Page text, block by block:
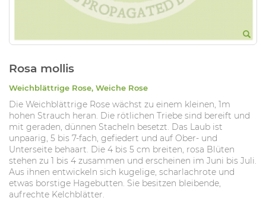
Rosa mollis
Weichblättrige Rose, Weiche Rose
Die Weichblättrige Rose wächst zu einem kleinen, 1m
hohen Strauch heran. Die rötlichen Triebe sind bereift und
mit geraden, dünnen Stacheln besetzt. Das Laub ist
unpaarig, 5 bis 7-fach, gefiedert und auf Ober- und
Unterseite behaart. Die 4 bis 5 cm breiten, rosa Blüten
stehen zu 1 bis 4 zusammen und erscheinen im Juni bis Juli.
Aus ihnen entwickeln sich kugelige, scharlachrote und
etwas borstige Hagebutten. Sie besitzen bleibende,
aufrechte Kelchblätter.